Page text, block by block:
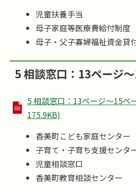
児童扶養手当
母子家庭等医療費給付制度
母子・父子寡婦福祉資金貸
5 相談窓口：13ページ
5 相談窓口：13ページ～15ペ
175.9KB)
香美町こども家庭センター
子育て・子育ち支援センタ
児童相談窓口
香美町教育相談センター